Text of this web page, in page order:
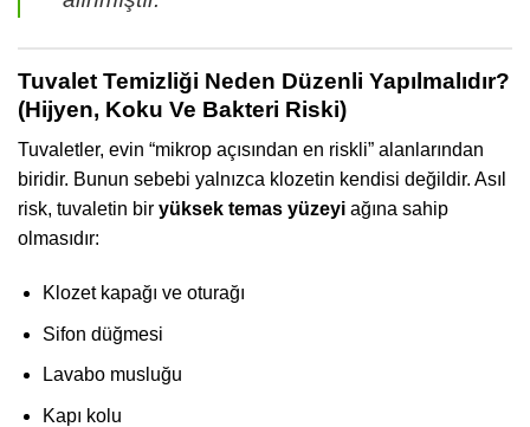
Tuvalet Temizliği Neden Düzenli Yapılmalıdır?
(Hijyen, Koku Ve Bakteri Riski)
Tuvaletler, evin “mikrop açısından en riskli” alanlarından
biridir. Bunun sebebi yalnızca klozetin kendisi değildir. Asıl
risk, tuvaletin bir yüksek temas yüzeyi ağına sahip
olmasıdır:
Klozet kapağı ve oturağı
Sifon düğmesi
Lavabo musluğu
Kapı kolu